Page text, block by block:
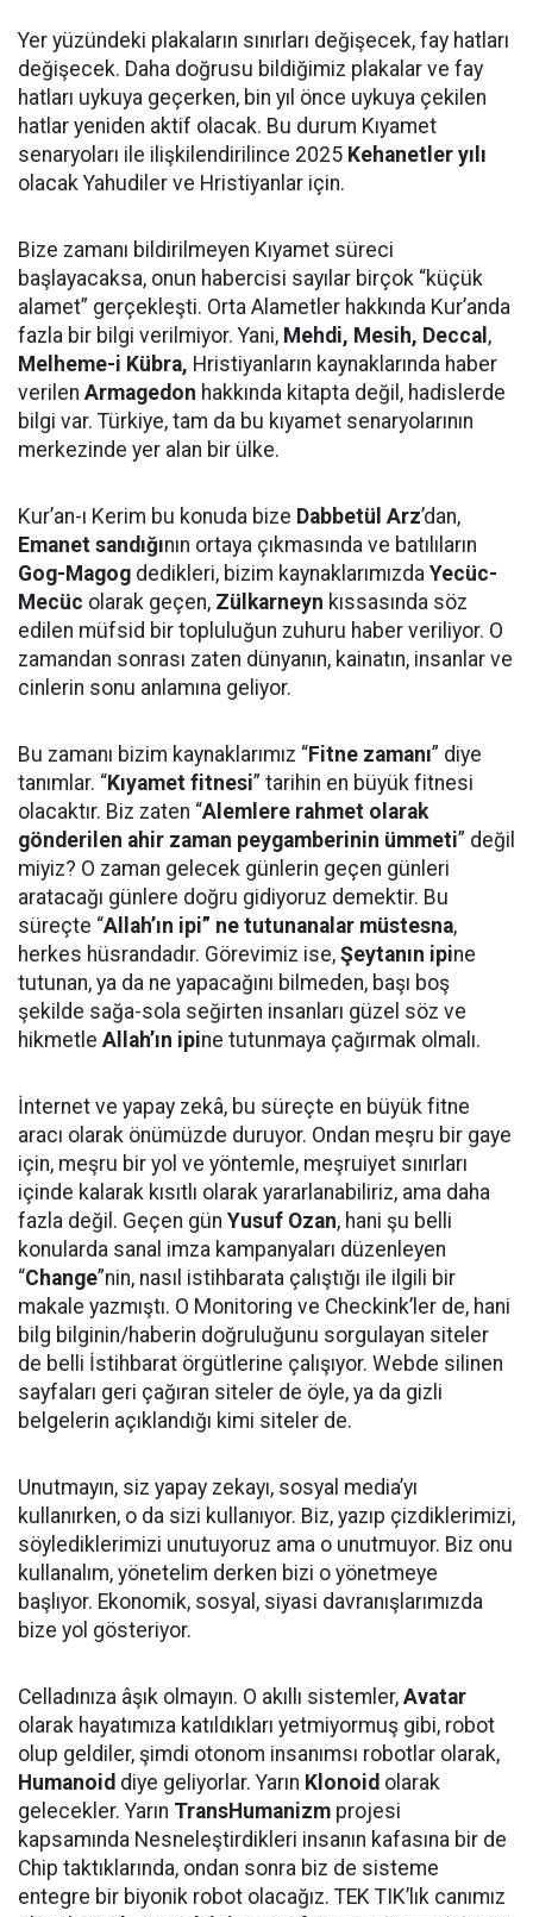
Yer yüzündeki plakaların sınırları değişecek, fay hatları
değişecek. Daha doğrusu bildiğimiz plakalar ve fay
hatları uykuya geçerken, bin yıl önce uykuya çekilen
hatlar yeniden aktif olacak. Bu durum Kıyamet
senaryoları ile ilişkilendirilince 2025 Kehanetler yılı
olacak Yahudiler ve Hristiyanlar için.
Bize zamanı bildirilmeyen Kıyamet süreci
başlayacaksa, onun habercisi sayılar birçok “küçük
alamet” gerçekleşti. Orta Alametler hakkında Kur’anda
fazla bir bilgi verilmiyor. Yani, Mehdi, Mesih, Deccal ,
Melheme-i Kübra, Hristiyanların kaynaklarında haber
verilen Armagedon hakkında kitapta değil, hadislerde
bilgi var. Türkiye, tam da bu kıyamet senaryolarının
merkezinde yer alan bir ülke.
Kur’an-ı Kerim bu konuda bize Dabbetül Arz’dan,
Emanet sandığının ortaya çıkmasında ve batılıların
Gog-Magog dedikleri, bizim kaynaklarımızda Yecüc-
Mecüc olarak geçen, Zülkarneyn kıssasında söz
edilen müfsid bir topluluğun zuhuru haber veriliyor. O
zamandan sonrası zaten dünyanın, kainatın, insanlar ve
cinlerin sonu anlamına geliyor.
Bu zamanı bizim kaynaklarımız “Fitne zamanı” diye
tanımlar. “Kıyamet fitnesi” tarihin en büyük fitnesi
olacaktır. Biz zaten “Alemlere rahmet olarak
gönderilen ahir zaman peygamberinin ümmeti” değil
miyiz? O zaman gelecek günlerin geçen günleri
aratacağı günlere doğru gidiyoruz demektir. Bu
süreçte “Allah’ın ipi” ne tutunanalar müstesna,
herkes hüsrandadır. Görevimiz ise, Şeytanın ipine
tutunan, ya da ne yapacağını bilmeden, başı boş
şekilde sağa-sola seğirten insanları güzel söz ve
hikmetle Allah’ın ipine tutunmaya çağırmak olmalı.
İnternet ve yapay zekâ, bu süreçte en büyük fitne
aracı olarak önümüzde duruyor. Ondan meşru bir gaye
için, meşru bir yol ve yöntemle, meşruiyet sınırları
içinde kalarak kısıtlı olarak yararlanabiliriz, ama daha
fazla değil. Geçen gün Yusuf Ozan, hani şu belli
konularda sanal imza kampanyaları düzenleyen
“Change”nin, nasıl istihbarata çalıştığı ile ilgili bir
makale yazmıştı. O Monitoring ve Checkink’ler de, hani
bilg bilginin/haberin doğruluğunu sorgulayan siteler
de belli İstihbarat örgütlerine çalışıyor. Webde silinen
sayfaları geri çağıran siteler de öyle, ya da gizli
belgelerin açıklandığı kimi siteler de.
Unutmayın, siz yapay zekayı, sosyal media’yı
kullanırken, o da sizi kullanıyor. Biz, yazıp çizdiklerimizi,
söylediklerimizi unutuyoruz ama o unutmuyor. Biz onu
kullanalım, yönetelim derken bizi o yönetmeye
başlıyor. Ekonomik, sosyal, siyasi davranışlarımızda
bize yol gösteriyor.
Celladınıza âşık olmayın. O akıllı sistemler, Avatar
olarak hayatımıza katıldıkları yetmiyormuş gibi, robot
olup geldiler, şimdi otonom insanımsı robotlar olarak,
Humanoid diye geliyorlar. Yarın Klonoid olarak
gelecekler. Yarın TransHumanizm projesi
kapsamında Nesneleştirdikleri insanın kafasına bir de
Chip taktıklarında, ondan sonra biz de sisteme
entegre bir biyonik robot olacağız. TEK TIK’lık canımız